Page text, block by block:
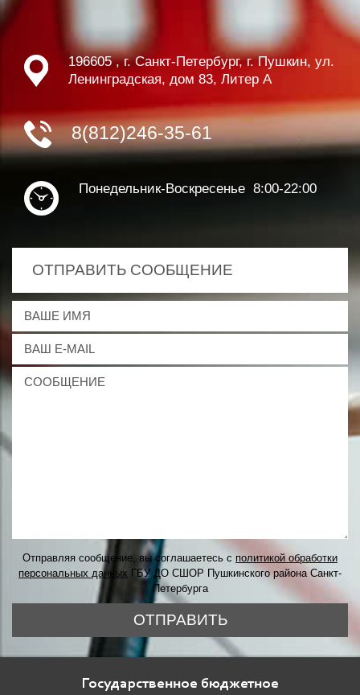
196605 , г. Санкт-Петербург, г. Пушкин, ул.
Ленинградская, дом 83, Литер А
8(812)246-35-61
Понедельник-Воскресенье 8:00-22:00
ОТПРАВИТЬ СООБЩЕНИЕ
Отправляя сообщение, вы соглашаетесь с политикой обработки
персональных данных ГБУ ДО СШОР Пушкинского района Санкт-
Петербурга
ОТПРАВИТЬ
Государственное бюджетное